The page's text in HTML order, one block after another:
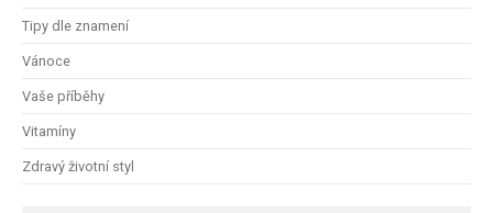
Tipy dle znamení
Vánoce
Vaše příběhy
Vitamíny
Zdravý životní styl